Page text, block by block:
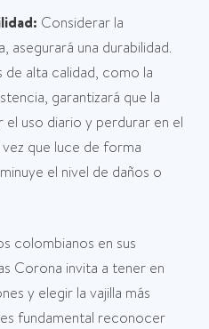
Considerar la
asegurará una durabilidad.
alta calidad, como la
garantizará que la
el uso diario y perdurar en el
que luce de forma
el nivel de daños o
colombianos en sus
Corona invita a tener en
y elegir la vajilla más
fundamental reconocer